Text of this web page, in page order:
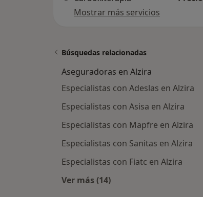
Mostrar más servicios
Búsquedas relacionadas
Aseguradoras en Alzira
Especialistas con Adeslas en Alzira
Especialistas con Asisa en Alzira
Especialistas con Mapfre en Alzira
Especialistas con Sanitas en Alzira
Especialistas con Fiatc en Alzira
Ver más (14)